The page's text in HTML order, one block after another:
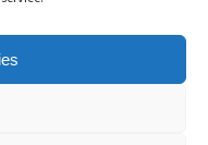
Cook. All Rights